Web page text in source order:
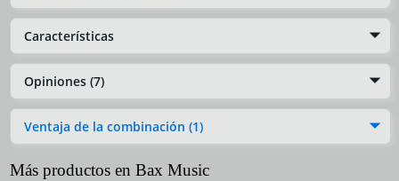
Características
Opiniones (7)
Ventaja de la combinación (1)
Más productos en Bax Music